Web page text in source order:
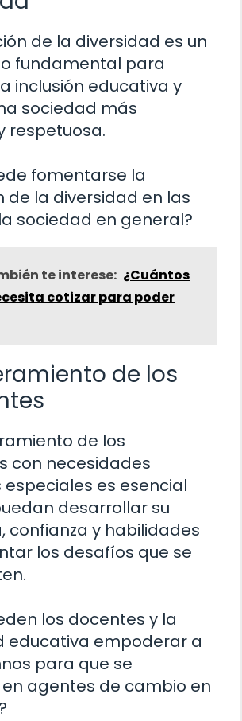
de la diversidad es un
fundamental para
inclusión educativa y
sociedad más
respetuosa.
fomentarse la
de la diversidad en las
sociedad en general?
te interese: ¿Cuántos
cotizar para poder
de los
de los
con necesidades
es esencial
desarrollar su
confianza y habilidades
los desafíos que se
los docentes y la
educativa empoderar a
para que se
agentes de cambio en